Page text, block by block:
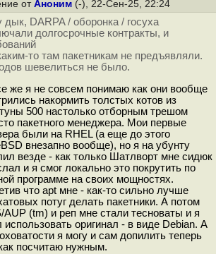
от Аноним (-), 22-Сен-25, 22:24
дык, DARPA / оборонка / госуха
долгосрочные контракты, и
то там пакетникам не предъявляли.
шевелиться не было.
же я не совсем понимаю как они вообще
накормить толстых котов из
500 настолько отборным трешом
пакетного менеджера. Мои первые
были на RHEL (а еще до этого
внезапно вообще), но я на убунту
везде - как только Шатлворт мне сидюк
и я смог локально это покрутить по
программе на своих мощностях.
что apt мне - как-то сильно лучше
потуг делать пакетники. А потом
AUP (tm) и реп мне стали тесноваты и я
использовать оригинал - в виде Debian. А
я могу и сам допилить теперь
посчитаю нужным.